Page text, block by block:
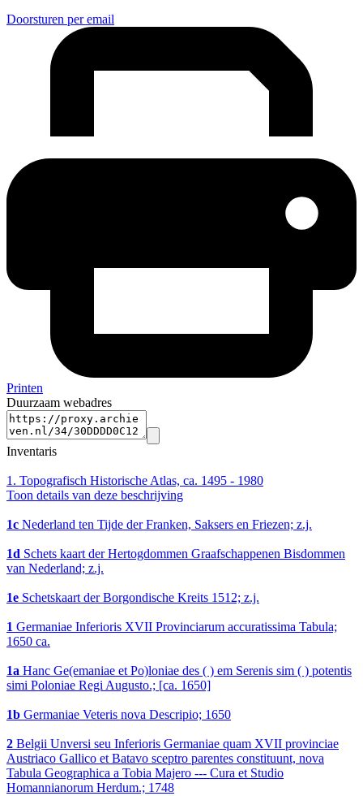
Doorsturen per email
Printen
Duurzaam webadres
Inventaris
1. Topografisch Historische Atlas, ca. 1495 - 1980
Toon details van deze beschrijving
1c Nederland ten Tijde der Franken, Saksers en Friezen; z.j.
1d Schets kaart der Hertogdommen Graafschappenen Bisdommen
van Nederland; z.j.
1e Schetskaart der Borgondische Kreits 1512; z.j.
1 Germaniae Inferioris XVII Provinciarum accuratissima Tabula;
1650 ca.
1a Hanc Ge(emaniae et Po)loniae des ( ) em Serenis sim ( ) potentis
simi Poloniae Regi Augusto.; [ca. 1650]
1b Germaniae Veteris nova Descripio; 1650
2 Belgii Unversi seu Inferioris Germaniae quam XVII provinciae
Austriaco Gallico et Batavo sceptro parentes constituunt, nova
Tabula Geographica a Tobia Majero --- Cura et Studio
Homannianorum Herdum.; 1748